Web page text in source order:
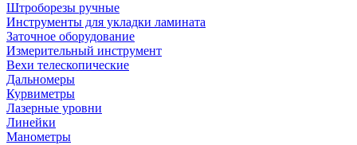
Штроборезы ручные
Инструменты для укладки ламината
Заточное оборудование
Измерительный инструмент
Вехи телескопические
Дальномеры
Курвиметры
Лазерные уровни
Линейки
Манометры